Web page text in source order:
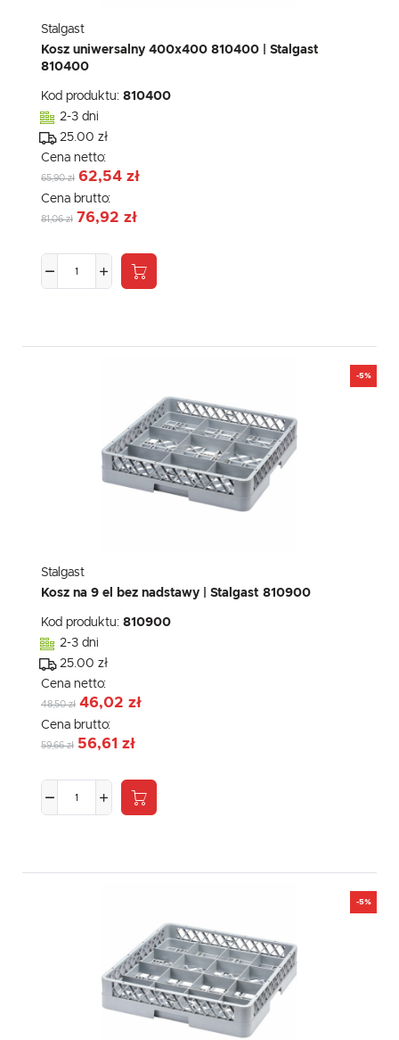
Stalgast
Kosz uniwersalny 400x400 810400 | Stalgast
810400
Kod produktu: 810400
2-3 dni
25.00 zł
Cena netto:
65,90 zł 62,54 zł
Cena brutto:
81,06 zł 76,92 zł
-5%
Stalgast
Kosz na 9 el bez nadstawy | Stalgast 810900
Kod produktu: 810900
2-3 dni
25.00 zł
Cena netto:
48,50 zł 46,02 zł
Cena brutto:
59,66 zł 56,61 zł
-5%